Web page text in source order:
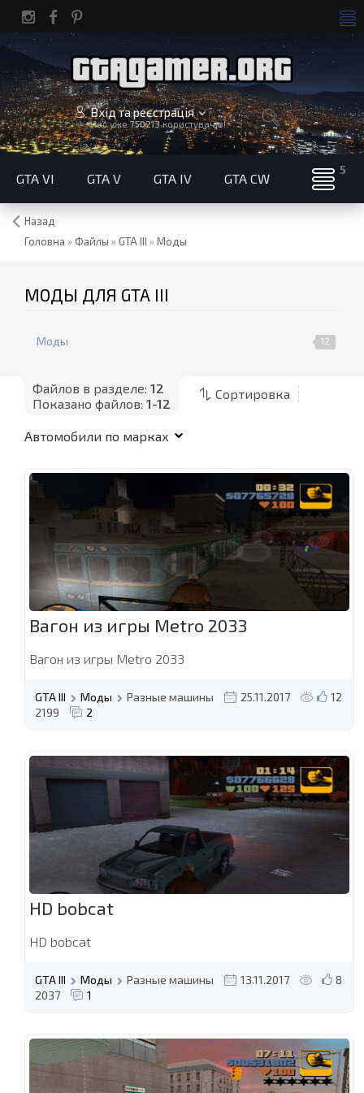
Вхід та реєстрація
Нас уже750213користувачів!
GTA VI GTA V GTA IV GTA CW
Назад
Головна »Файлы » GTA III »Моды
МОДЫ ДЛЯ GTA III
Моды 12
Файлов в разделе: 12
Показано файлов: 1-12
Сортировка
Вагон из игры Metro 2033
Вагон из игры Metro 2033
12
GTA III Моды Разные машины
25.11.2017
2199
2
HD bobcat
HD bobcat
8
GTA III Моды Разные машины
13.11.2017
2037
1